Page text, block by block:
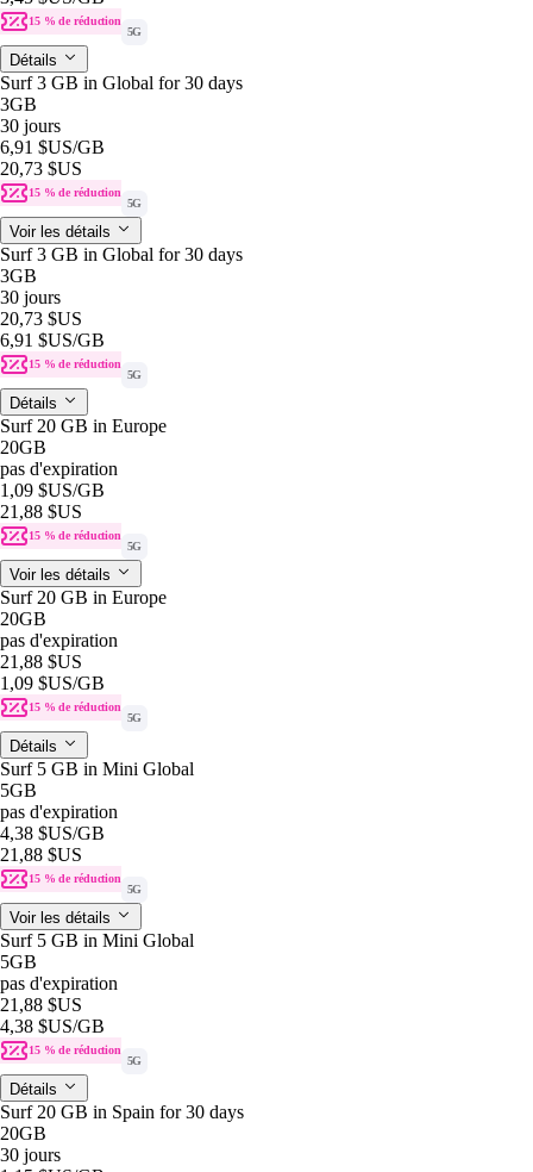
15 % de réduction
5G
Détails
Surf 3 GB in Global for 30 days
3GB
30 jours
6,91 $US/GB
20,73 $US
15 % de réduction
5G
Voir les détails
Surf 3 GB in Global for 30 days
3GB
30 jours
20,73 $US
6,91 $US/GB
15 % de réduction
5G
Détails
Surf 20 GB in Europe
20GB
pas d'expiration
1,09 $US/GB
21,88 $US
15 % de réduction
5G
Voir les détails
Surf 20 GB in Europe
20GB
pas d'expiration
21,88 $US
1,09 $US/GB
15 % de réduction
5G
Détails
Surf 5 GB in Mini Global
5GB
pas d'expiration
4,38 $US/GB
21,88 $US
15 % de réduction
5G
Voir les détails
Surf 5 GB in Mini Global
5GB
pas d'expiration
21,88 $US
4,38 $US/GB
15 % de réduction
5G
Détails
Surf 20 GB in Spain for 30 days
20GB
30 jours